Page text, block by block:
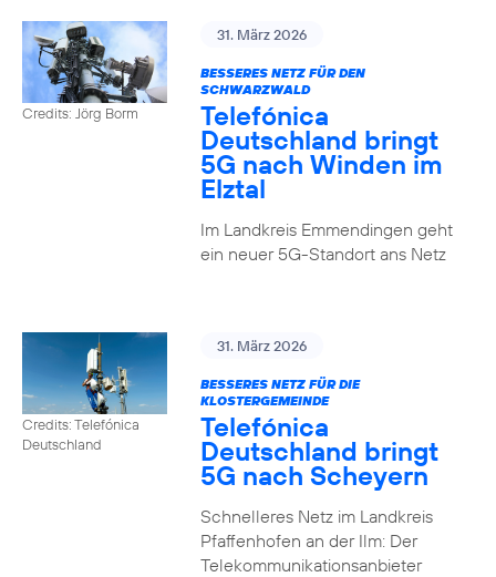
Credits: Jörg Borm
31. März 2026
BESSERES NETZ FÜR DEN
SCHWARZWALD
Telefónica
Deutschland bringt
5G nach Winden im
Elztal
Im Landkreis Emmendingen geht
ein neuer 5G-Standort ans Netz
Credits: Telefónica
Deutschland
31. März 2026
BESSERES NETZ FÜR DIE
KLOSTERGEMEINDE
Telefónica
Deutschland bringt
5G nach Scheyern
Schnelleres Netz im Landkreis
Pfaffenhofen an der Ilm: Der
Telekommunikationsanbieter